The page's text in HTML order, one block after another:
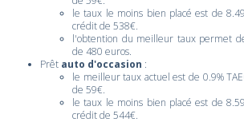
le taux le moins bien placé est de
crédit de 538€.
l'obtention du meilleur taux permet
de 480 euros.
Prêt auto d'occasion :
le meilleur taux actuel est de 0.9%
de 59€.
le taux le moins bien placé est de
crédit de 544€.